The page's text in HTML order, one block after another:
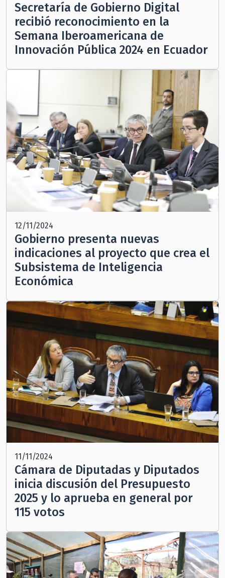
Secretaría de Gobierno Digital
recibió reconocimiento en la
Semana Iberoamericana de
Innovación Pública 2024 en Ecuador
12/11/2024
Gobierno presenta nuevas
indicaciones al proyecto que crea el
Subsistema de Inteligencia
Económica
11/11/2024
Cámara de Diputadas y Diputados
inicia discusión del Presupuesto
2025 y lo aprueba en general por
115 votos